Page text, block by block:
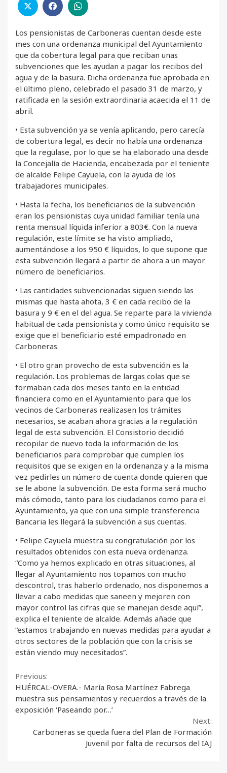
Los pensionistas de Carboneras cuentan desde este
mes con una ordenanza municipal del Ayuntamiento
que da cobertura legal para que reciban unas
subvenciones que les ayudan a pagar los recibos del
agua y de la basura. Dicha ordenanza fue aprobada en
el último pleno, celebrado el pasado 31 de marzo, y
ratificada en la sesión extraordinaria acaecida el 11 de
abril.
• Esta subvención ya se venía aplicando, pero carecía
de cobertura legal, es decir no había una ordenanza
que la regulase, por lo que se ha elaborado una desde
la Concejalía de Hacienda, encabezada por el teniente
de alcalde Felipe Cayuela, con la ayuda de los
trabajadores municipales.
• Hasta la fecha, los beneficiarios de la subvención
eran los pensionistas cuya unidad familiar tenía una
renta mensual líquida inferior a 803€. Con la nueva
regulación, este límite se ha visto ampliado,
aumentándose a los 950 € líquidos, lo que supone que
esta subvención llegará a partir de ahora a un mayor
número de beneficiarios.
• Las cantidades subvencionadas siguen siendo las
mismas que hasta ahota, 3 € en cada recibo de la
basura y 9 € en el del agua. Se reparte para la vivienda
habitual de cada pensionista y como único requisito se
exige que el beneficiario esté empadronado en
Carboneras.
• El otro gran provecho de esta subvención es la
regulación. Los problemas de largas colas que se
formaban cada dos meses tanto en la entidad
financiera como en el Ayuntamiento para que los
vecinos de Carboneras realizasen los trámites
necesarios, se acaban ahora gracias a la regulación
legal de esta subvención. El Consistorio decidió
recopilar de nuevo toda la información de los
beneficiarios para comprobar que cumplen los
requisitos que se exigen en la ordenanza y a la misma
vez pedirles un número de cuenta donde quieren que
se le abone la subvención. De esta forma será mucho
más cómodo, tanto para los ciudadanos como para el
Ayuntamiento, ya que con una simple transferencia
Bancaria les llegará la subvención a sus cuentas.
• Felipe Cayuela muestra su congratulación por los
resultados obtenidos con esta nueva ordenanza.
“Como ya hemos explicado en otras situaciones, al
llegar al Ayuntamiento nos topamos con mucho
descontrol, tras haberlo ordenado, nos disponemos a
llevar a cabo medidas que saneen y mejoren con
mayor control las cifras que se manejan desde aquí”,
explica el teniente de alcalde. Además añade que
“estamos trabajando en nuevas medidas para ayudar a
otros sectores de la población que con la crisis se
están viendo muy necesitados”.
Continue
Reading
Previous:
HUÉRCAL-OVERA.- María Rosa Martínez Fabrega
muestra sus pensamientos y recuerdos a través de la
exposición ‘Paseando por…’
Next:
Carboneras se queda fuera del Plan de Formación
Juvenil por falta de recursos del IAJ